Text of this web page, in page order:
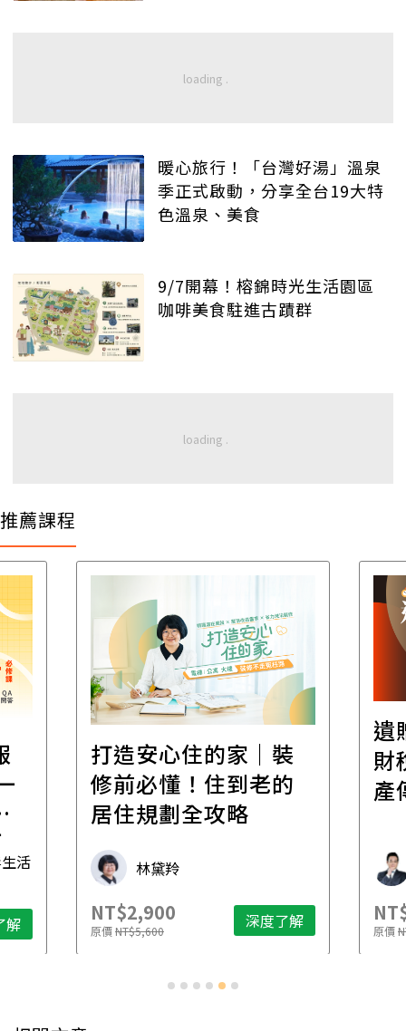
暖心旅行！「台灣好湯」溫泉
季正式啟動，分享全台19大特
色溫泉、美食
9/7開幕！榕錦時光生活園區
咖啡美食駐進古蹟群
推薦課程
裝
的
度了解
遺贈稅規劃直播課│
財稅專家親授，讓資
產傳承更有效率
財稅專家 朱家棟
NT$2,500
原價NT$4,888 深度了解